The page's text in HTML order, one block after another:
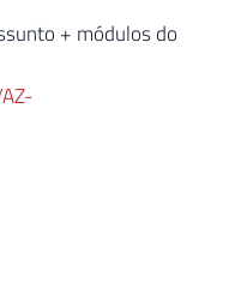
+ módulos do